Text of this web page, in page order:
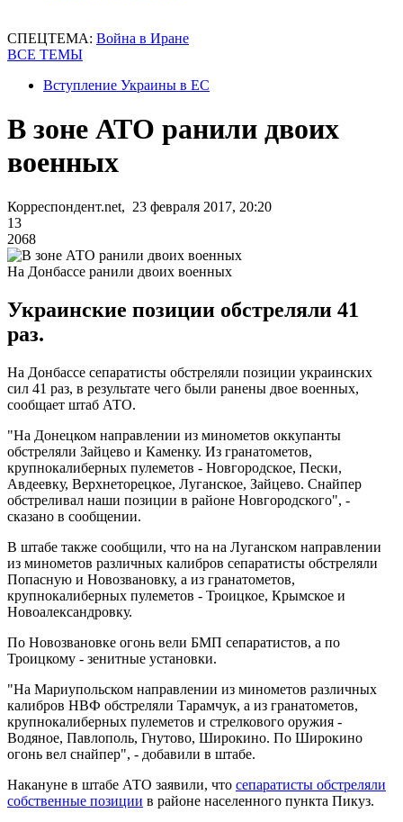
СПЕЦТЕМА: Война в Иране
ВСЕ ТЕМЫ
Вступление Украины в ЕС
В зоне АТО ранили двоих
военных
Корреспондент.net, 23 февраля 2017, 20:20
13
2068
На Донбассе ранили двоих военных
Украинские позиции обстреляли 41
раз.
На Донбассе сепаратисты обстреляли позиции украинских
сил 41 раз, в результате чего были ранены двое военных,
сообщает штаб АТО.
"На Донецком направлении из минометов оккупанты
обстреляли Зайцево и Каменку. Из гранатометов,
крупнокалиберных пулеметов - Новгородское, Пески,
Авдеевку, Верхнеторецкое, Луганское, Зайцево. Снайпер
обстреливал наши позиции в районе Новгородского", -
сказано в сообщении.
В штабе также сообщили, что на на Луганском направлении
из минометов различных калибров сепаратисты обстреляли
Попасную и Новозвановку, а из гранатометов,
крупнокалиберных пулеметов - Троицкое, Крымское и
Новоалександровку.
По Новозвановке огонь вели БМП сепаратистов, а по
Троицкому - зенитные установки.
"На Мариупольском направлении из минометов различных
калибров НВФ обстреляли Тарамчук, а из гранатометов,
крупнокалиберных пулеметов и стрелкового оружия -
Водяное, Павлополь, Гнутово, Широкино. По Широкино
огонь вел снайпер", - добавили в штабе.
Накануне в штабе АТО заявили, что сепаратисты обстреляли
собственные позиции в районе населенного пункта Пикуз.